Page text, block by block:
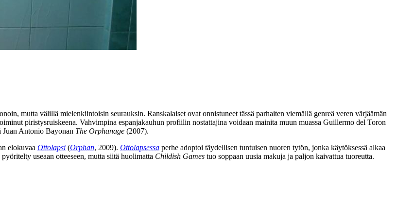
mutta välillä mielenkiintoisin seurauksin. Ranskalaiset ovat onnistuneet tässä parhaiten viemällä genreä veren värjäämän
piristysruiskeena. Vahvimpina espanjakauhun profiilin nostattajina voidaan mainita muun muassa Guillermo del Toron
Juan Antonio Bayonan The Orphanage (2007).
elokuvaa Ottolapsi (Orphan, 2009). Ottolapsessa perhe adoptoi täydellisen tuntuisen nuoren tytön, jonka käytöksessä alkaa
useaan otteeseen, mutta siitä huolimatta Childish Games tuo soppaan uusia makuja ja paljon kaivattua tuoreutta.